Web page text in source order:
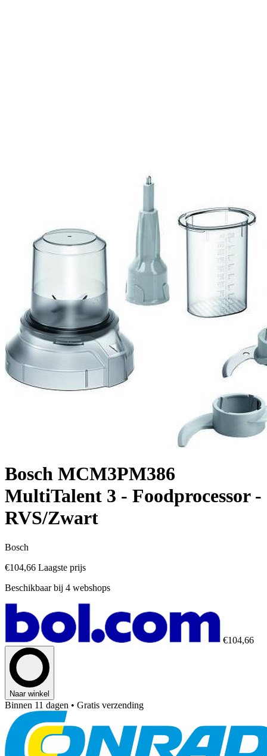
Bosch MCM3PM386
MultiTalent 3 - Foodprocessor -
RVS/Zwart
Bosch
€104,66 Laagste prijs
Beschikbaar bij 4 webshops
€104,66
Naar winkel
Binnen 11 dagen • Gratis verzending